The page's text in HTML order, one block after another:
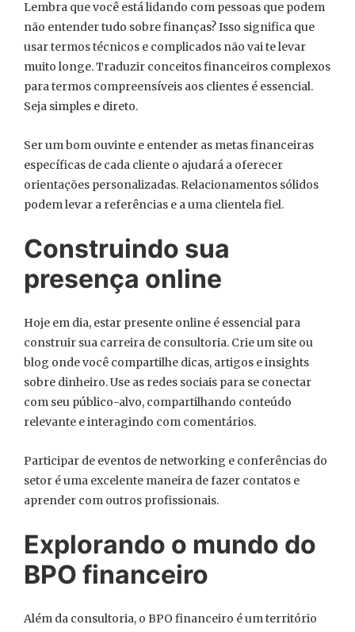
Lembra que você está lidando com pessoas que podem
não entender tudo sobre finanças? Isso significa que
usar termos técnicos e complicados não vai te levar
muito longe. Traduzir conceitos financeiros complexos
para termos compreensíveis aos clientes é essencial.
Seja simples e direto.
Ser um bom ouvinte e entender as metas financeiras
específicas de cada cliente o ajudará a oferecer
orientações personalizadas. Relacionamentos sólidos
podem levar a referências e a uma clientela fiel.
Construindo sua
presença online
Hoje em dia, estar presente online é essencial para
construir sua carreira de consultoria. Crie um site ou
blog onde você compartilhe dicas, artigos e insights
sobre dinheiro. Use as redes sociais para se conectar
com seu público-alvo, compartilhando conteúdo
relevante e interagindo com comentários.
Participar de eventos de networking e conferências do
setor é uma excelente maneira de fazer contatos e
aprender com outros profissionais.
Explorando o mundo do
BPO financeiro
Além da consultoria, o BPO financeiro é um território